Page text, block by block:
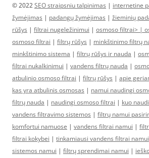
© 2022SEO straipsniu talpinimas | internetine
žymėjimas | padangų žymėjimas | žieminių
rūšys | filtrai nugeležinimui | osmoso filtrai> |
osmoso filtrai | filtrų rūšys | minkštinimo filtrų
minkštinimo sistema | filtrų rūšys ir nauda |
filtrai nukalkinimui | vandens filtrų nauda |
atbulinio osmoso filtrai | filtrų rūšys | apie
kas yra atbulinis osmosas | namui naudingi
filtrų nauda | naudingi osmoso filtrai | kuo
vandens filtravimo sistemos | filtrų namui
komfortui namuose | vandens filtrai namui |
filtrai kokybei | tinkamiausi vandens filtrai namui
sistemos namui | filtrų sprendimai namui |